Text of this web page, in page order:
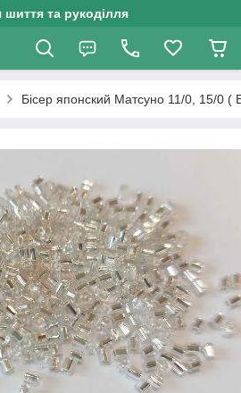
та рукоділля
Бісер японский Матсуно 11/0, 15/0 (